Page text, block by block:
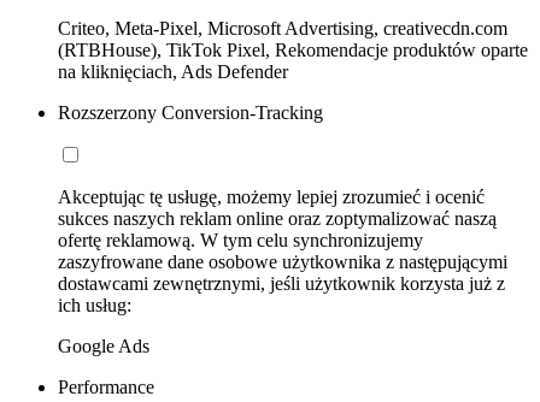
Criteo, Meta-Pixel, Microsoft Advertising, creativecdn.com
(RTBHouse), TikTok Pixel, Rekomendacje produktów oparte
na kliknięciach, Ads Defender
Rozszerzony Conversion-Tracking
Akceptując tę usługę, możemy lepiej zrozumieć i ocenić
sukces naszych reklam online oraz zoptymalizować naszą
ofertę reklamową. W tym celu synchronizujemy
zaszyfrowane dane osobowe użytkownika z następującymi
dostawcami zewnętrznymi, jeśli użytkownik korzysta już z
ich usług:
Google Ads
Performance